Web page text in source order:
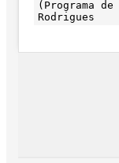
(Programa
Rodrigues